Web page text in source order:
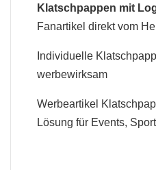
Klatschpappen mit
Fanartikel direkt vom
Individuelle
werbewirksam
Werbeartikel
Lösung für Events,